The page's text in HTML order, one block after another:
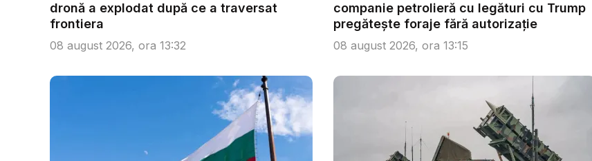
dronă a explodat după ce a traversat
frontiera
08 august 2026, ora 13:32
companie petrolieră cu legături cu Trump
pregătește foraje fără autorizație
08 august 2026, ora 13:15